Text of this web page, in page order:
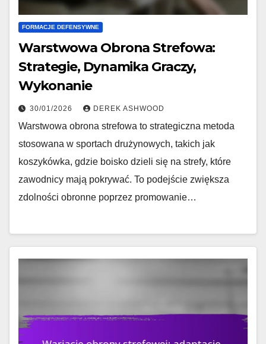
FORMACJE DEFENSYWNE
Warstwowa Obrona Strefowa:
Strategie, Dynamika Graczy,
Wykonanie
30/01/2026 DEREK ASHWOOD
Warstwowa obrona strefowa to strategiczna metoda
stosowana w sportach drużynowych, takich jak
koszykówka, gdzie boisko dzieli się na strefy, które
zawodnicy mają pokrywać. To podejście zwiększa
zdolności obronne poprzez promowanie…